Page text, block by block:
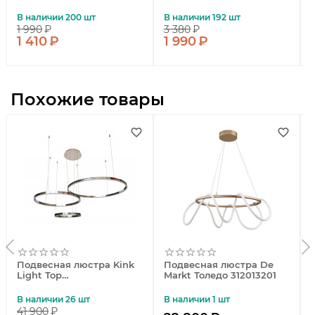
В наличии 200 шт
1 990₽
1 410₽
В наличии 192 шт
3 380₽
1 990₽
Похожие товары
Подвесная люстра Kink
Light Тор
В наличии 26 шт
41 900₽
Подвесная люстра De
Markt Толедо 312013201
В наличии 1 шт